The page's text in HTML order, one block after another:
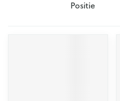
Sorteer op: